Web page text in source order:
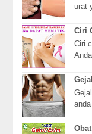
urat
m...
Ciri
Ciri
Dan
de...